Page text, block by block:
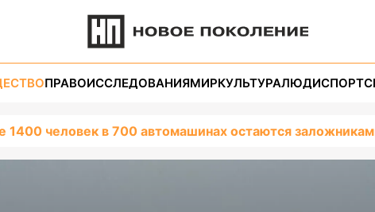
ПРАВОИССЛЕДОВАНИЯМИРКУЛЬТУРАЛЮДИСПОРТ
1400 человек в 700 автомашинах остаются